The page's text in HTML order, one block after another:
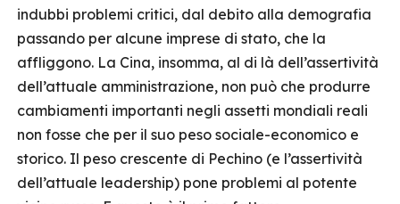
indubbi problemi critici, dal debito alla demografia
passando per alcune imprese di stato, che la
affliggono. La Cina, insomma, al di là dell’assertività
dell’attuale amministrazione, non può che produrre
cambiamenti importanti negli assetti mondiali reali
non fosse che per il suo peso sociale-economico e
storico. Il peso crescente di Pechino (e l’assertività
dell’attuale leadership) pone problemi al potente